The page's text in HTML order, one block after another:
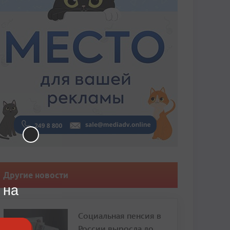
Другие новости
Социальная пенсия в